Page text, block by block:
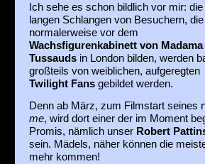
Ich sehe es schon bildlich vor mir: die
langen Schlangen von Besuchern,
normalerweise vor dem
Wachsfigurenkabinett von Madama
Tussaudsin London bilden, werden
großteils von weiblichen, aufgeregten
Twilight Fansgebildet werden.
Denn ab März, zum Filmstart seines
me, wird dort einer der im Moment
Promis, nämlich unser Robert
sein. Mädels, näher können die
mehr kommen!